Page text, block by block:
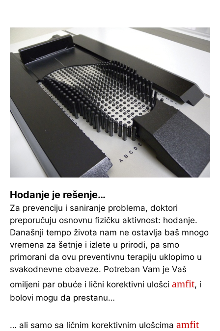
Hodanje je rešenje…
Za prevenciju i saniranje problema, doktori
preporučuju osnovnu fizičku aktivnost: hodanje.
Današnji tempo života nam ne ostavlja baš mnogo
vremena za šetnje i izlete u prirodi, pa smo
primorani da ovu preventivnu terapiju uklopimo u
svakodnevne obaveze. Potreban Vam je Vaš
omiljeni par obuće i lični korektivni ulošci amfit, i
bolovi mogu da prestanu…
… ali samo sa ličnim korektivnim ulošcima amfit